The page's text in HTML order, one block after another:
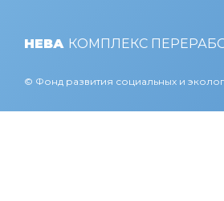
НЕВА КОМПЛЕКС
© Фонд развития социальных и